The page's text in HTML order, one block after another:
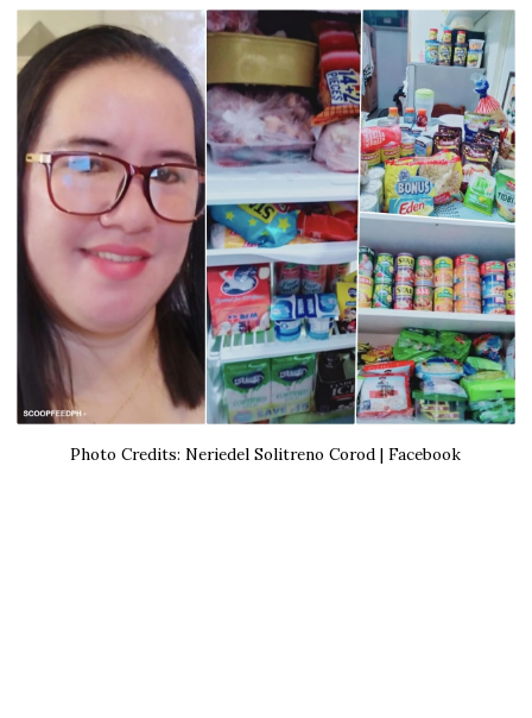
Photo Credits: Neriedel Solitreno Corod | Facebook